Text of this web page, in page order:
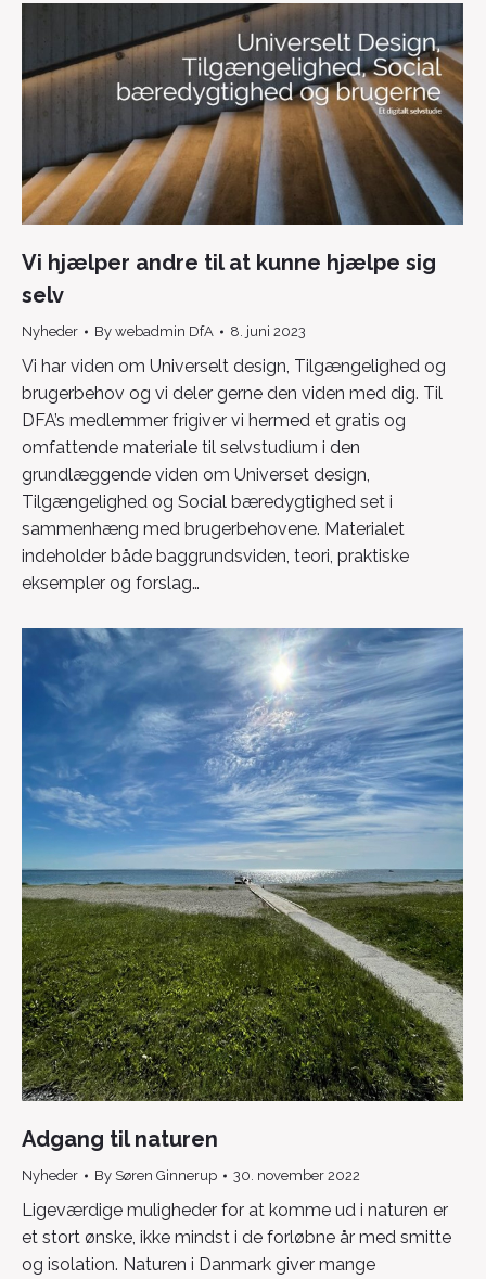
Vi hjælper andre til at kunne hjælpe sig
selv
Nyheder By webadmin DfA 8. juni 2023
Vi har viden om Universelt design, Tilgængelighed og
brugerbehov og vi deler gerne den viden med dig. Til
DFA’s medlemmer frigiver vi hermed et gratis og
omfattende materiale til selvstudium i den
grundlæggende viden om Universet design,
Tilgængelighed og Social bæredygtighed set i
sammenhæng med brugerbehovene. Materialet
indeholder både baggrundsviden, teori, praktiske
eksempler og forslag…
Adgang til naturen
Nyheder By Søren Ginnerup 30. november 2022
Ligeværdige muligheder for at komme ud i naturen er
et stort ønske, ikke mindst i de forløbne år med smitte
og isolation. Naturen i Danmark giver mange